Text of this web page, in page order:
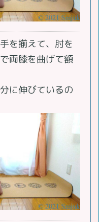
を揃えて、肘を
両膝を曲げて額
に伸びているの